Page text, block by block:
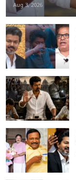
Aug 3, 2026